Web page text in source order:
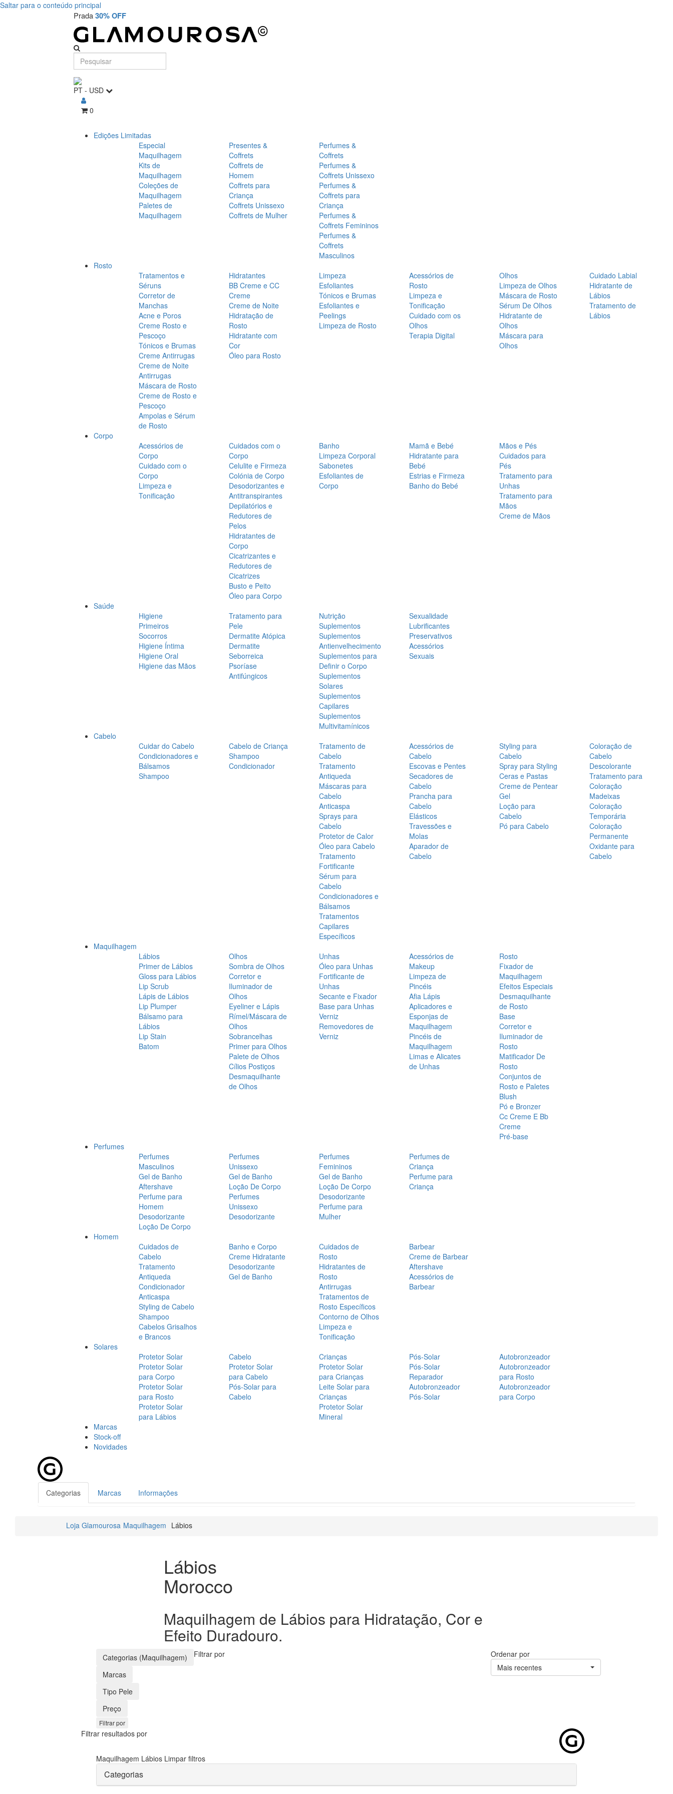
Saltar para o conteúdo principal
Prada30% OFF
PT - USD
0
Edições Limitadas
Especial
Maquilhagem
Kits de
Maquilhagem
Coleções de
Maquilhagem
Paletes de
Maquilhagem
Presentes &
Coffrets
Coffrets de
Homem
Coffrets para
Criança
Coffrets Unissexo
Coffrets de Mulher
Perfumes &
Coffrets
Perfumes &
Coffrets Unissexo
Perfumes &
Coffrets para
Criança
Perfumes &
Coffrets Femininos
Perfumes &
Coffrets
Masculinos
Rosto
Tratamentos e
Séruns
Corretor de
Manchas
Acne e Poros
Creme Rosto e
Pescoço
Tónicos e Brumas
Creme Antirrugas
Creme de Noite
Antirrugas
Máscara de Rosto
Creme de Rosto e
Pescoço
Ampolas e Sérum
de Rosto
Hidratantes
BB Creme e CC
Creme
Creme de Noite
Hidratação de
Rosto
Hidratante com
Cor
Óleo para Rosto
Limpeza
Esfoliantes
Tónicos e Brumas
Esfoliantes e
Peelings
Limpeza de Rosto
Acessórios de
Rosto
Limpeza e
Tonificação
Cuidado com os
Olhos
Terapia Digital
Olhos
Limpeza de Olhos
Máscara de Rosto
Sérum De Olhos
Hidratante de
Olhos
Máscara para
Olhos
Cuidado Labial
Hidratante de
Lábios
Tratamento de
Lábios
Corpo
Acessórios de
Corpo
Cuidado com o
Corpo
Limpeza e
Tonificação
Cuidados com o
Corpo
Celulite e Firmeza
Colónia de Corpo
Desodorizantes e
Antitranspirantes
Depilatórios e
Redutores de
Pelos
Hidratantes de
Corpo
Cicatrizantes e
Redutores de
Cicatrizes
Busto e Peito
Óleo para Corpo
Banho
Limpeza Corporal
Sabonetes
Esfoliantes de
Corpo
Mamã e Bebé
Hidratante para
Bebé
Estrias e Firmeza
Banho do Bebé
Mãos e Pés
Cuidados para
Pés
Tratamento para
Unhas
Tratamento para
Mãos
Creme de Mãos
Saúde
Higiene
Primeiros
Socorros
Higiene Íntima
Higiene Oral
Higiene das Mãos
Tratamento para
Pele
Dermatite Atópica
Dermatite
Seborreica
Psoríase
Antifúngicos
Nutrição
Suplementos
Suplementos
Antienvelhecimento
Suplementos para
Definir o Corpo
Suplementos
Solares
Suplementos
Capilares
Suplementos
Multivitamínicos
Sexualidade
Lubrificantes
Preservativos
Acessórios
Sexuais
Cabelo
Cuidar do Cabelo
Condicionadores e
Bálsamos
Shampoo
Cabelo de Criança
Shampoo
Condicionador
Tratamento de
Cabelo
Tratamento
Antiqueda
Máscaras para
Cabelo
Anticaspa
Sprays para
Cabelo
Protetor de Calor
Óleo para Cabelo
Tratamento
Fortificante
Sérum para
Cabelo
Condicionadores e
Bálsamos
Tratamentos
Capilares
Específicos
Acessórios de
Cabelo
Escovas e Pentes
Secadores de
Cabelo
Prancha para
Cabelo
Elásticos
Travessões e
Molas
Aparador de
Cabelo
Styling para
Cabelo
Spray para Styling
Ceras e Pastas
Creme de Pentear
Gel
Loção para
Cabelo
Pó para Cabelo
Coloração de
Cabelo
Descolorante
Tratamento para
Coloração
Madeixas
Coloração
Temporária
Coloração
Permanente
Oxidante para
Cabelo
Maquilhagem
Lábios
Primer de Lábios
Gloss para Lábios
Lip Scrub
Lápis de Lábios
Lip Plumper
Bálsamo para
Lábios
Lip Stain
Batom
Olhos
Sombra de Olhos
Corretor e
Iluminador de
Olhos
Eyeliner e Lápis
Rímel/Máscara de
Olhos
Sobrancelhas
Primer para Olhos
Palete de Olhos
Cílios Postiços
Desmaquilhante
de Olhos
Unhas
Óleo para Unhas
Fortificante de
Unhas
Secante e Fixador
Base para Unhas
Verniz
Removedores de
Verniz
Acessórios de
Makeup
Limpeza de
Pincéis
Afia Lápis
Aplicadores e
Esponjas de
Maquilhagem
Pincéis de
Maquilhagem
Limas e Alicates
de Unhas
Rosto
Fixador de
Maquilhagem
Efeitos Especiais
Desmaquilhante
de Rosto
Base
Corretor e
Iluminador de
Rosto
Matificador De
Rosto
Conjuntos de
Rosto e Paletes
Blush
Pó e Bronzer
Cc Creme E Bb
Creme
Pré-base
Perfumes
Perfumes
Masculinos
Gel de Banho
Aftershave
Perfume para
Homem
Desodorizante
Loção De Corpo
Perfumes
Unissexo
Gel de Banho
Loção De Corpo
Perfumes
Unissexo
Desodorizante
Perfumes
Femininos
Gel de Banho
Loção De Corpo
Desodorizante
Perfume para
Mulher
Perfumes de
Criança
Perfume para
Criança
Homem
Cuidados de
Cabelo
Tratamento
Antiqueda
Condicionador
Anticaspa
Styling de Cabelo
Shampoo
Cabelos Grisalhos
e Brancos
Banho e Corpo
Creme Hidratante
Desodorizante
Gel de Banho
Cuidados de
Rosto
Hidratantes de
Rosto
Antirrugas
Tratamentos de
Rosto Específicos
Contorno de Olhos
Limpeza e
Tonificação
Barbear
Creme de Barbear
Aftershave
Acessórios de
Barbear
Solares
Protetor Solar
Protetor Solar
para Corpo
Protetor Solar
para Rosto
Protetor Solar
para Lábios
Cabelo
Protetor Solar
para Cabelo
Pós-Solar para
Cabelo
Crianças
Protetor Solar
para Crianças
Leite Solar para
Crianças
Protetor Solar
Mineral
Pós-Solar
Pós-Solar
Reparador
Autobronzeador
Pós-Solar
Autobronzeador
Autobronzeador
para Rosto
Autobronzeador
para Corpo
Marcas
Stock-off
Novidades
Categorias Marcas Informações
Loja Glamourosa Maquilhagem Lábios
Lábios
Morocco
Maquilhagem de Lábios para Hidratação, Cor e
Efeito Duradouro.
Filtrar por
Categorias (Maquilhagem)
Marcas
Tipo Pele
Preço
Filtrar por
Ordenar por
Mais recentes
Filtrar resultados por
Maquilhagem Lábios Limpar filtros
Categorias